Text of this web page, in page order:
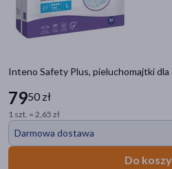
Inteno Safety Plus, pieluchomajtki dla
7950 zł
1 szt. = 2,65 zł
Darmowa dostawa
Do